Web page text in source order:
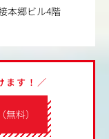
本郷ビル4階
料）
ます！／